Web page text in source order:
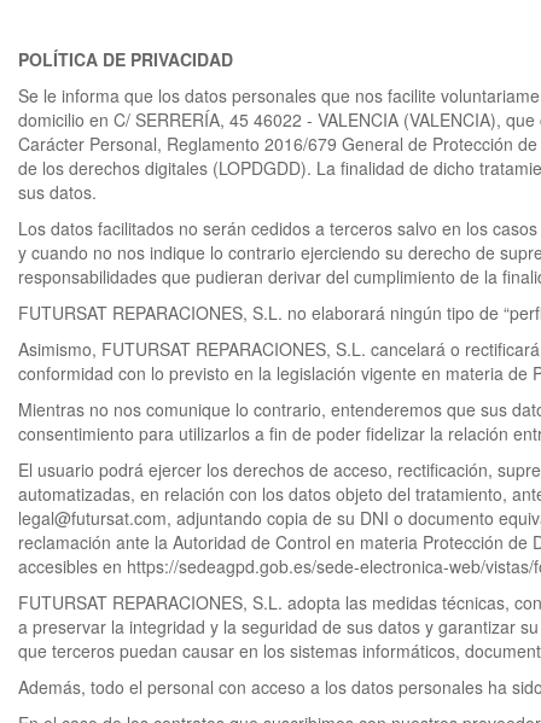
POLÍTICA DE PRIVACIDAD
Se le informa que los datos personales que nos facilite
domicilio en C/ SERRERÍA, 45 46022 - VALENCIA (VALENCIA),
Carácter Personal, Reglamento 2016/679 General de Protección
de los derechos digitales (LOPDGDD). La finalidad de dicho
sus datos.
Los datos facilitados no serán cedidos a terceros salvo en los
y cuando no nos indique lo contrario ejerciendo su derecho de
responsabilidades que pudieran derivar del cumplimiento de la
FUTURSAT REPARACIONES, S.L. no elaborará ningún tipo de
Asimismo, FUTURSAT REPARACIONES, S.L. cancelará o
conformidad con lo previsto en la legislación vigente en materia de
Mientras no nos comunique lo contrario, entenderemos que sus
consentimiento para utilizarlos a fin de poder fidelizar la relación
El usuario podrá ejercer los derechos de acceso, rectificación,
automatizadas, en relación con los datos objeto del tratamiento,
legal@futursat.com, adjuntando copia de su DNI o documento
reclamación ante la Autoridad de Control en materia Protección
accesibles en https://sedeagpd.gob.es/sede-electronica-web/
FUTURSAT REPARACIONES, S.L. adopta las medidas técnicas,
a preservar la integridad y la seguridad de sus datos y garantizar
que terceros puedan causar en los sistemas informáticos,
Además, todo el personal con acceso a los datos personales ha